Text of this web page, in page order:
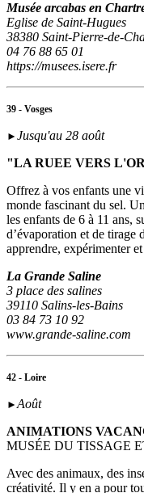
Musée arcabas en
Eglise de Saint-Hugues
38380 Saint-Pierre-de-
04 76 88 65 01
https://musees.isere.fr
39 - Vosges
► Jusqu'au 28 août
"LA RUEE VERS
Offrez à vos enfants une
monde fascinant du sel.
les enfants de 6 à 11 ans,
d’évaporation et de tirage
apprendre, expérimenter
La Grande Saline
3 place des salines
39110 Salins-les-Bains
03 84 73 10 92
www.grande-saline.com
42 - Loire
►Août
ANIMATIONS
MUSÉE DU TISSAGE
Avec des animaux, des
créativité. Il y en a pour